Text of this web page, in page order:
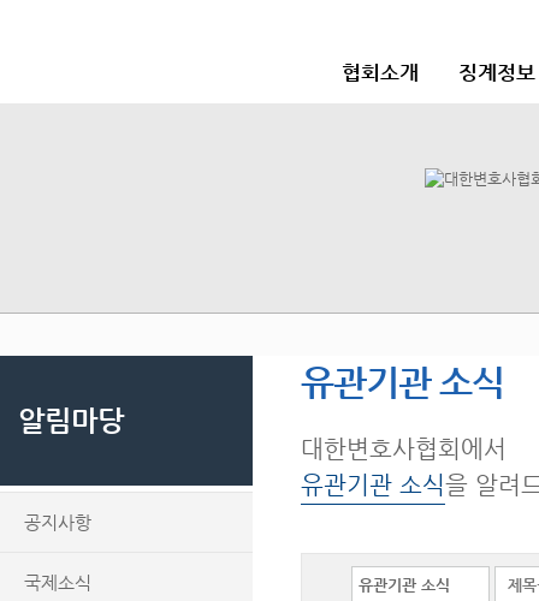
협회소개 징계정
알림마당
공지사항
국제소식
유관기관 소식
대한변호사협회에서
유관기관 소식을 알려